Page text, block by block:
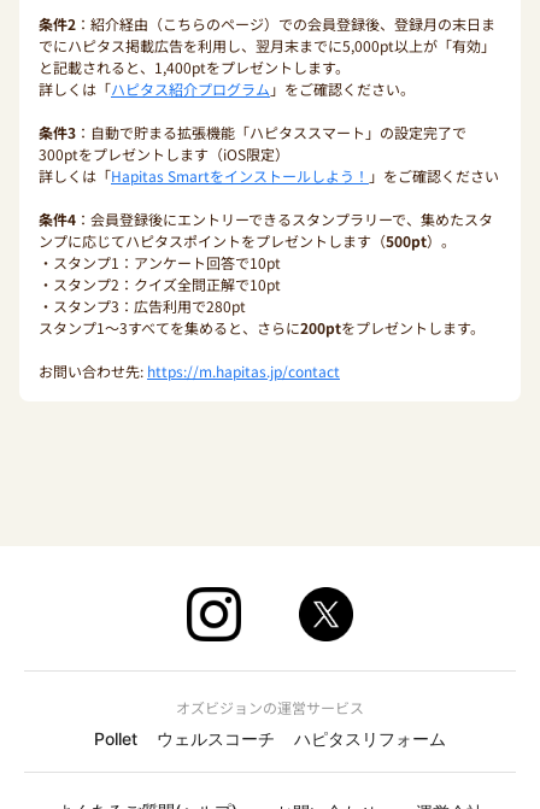
条件2 ：紹介経由（こちらのページ）での会員登録後、登録月の末日ま
でにハピタス掲載広告を利用し、翌月末までに5,000pt以上が「有効」
と記載されると、1,400ptをプレゼントします。
詳しくは「ハピタス紹介プログラム 」をご確認ください。
条件3 ：自動で貯まる拡張機能「ハピタススマート」の設定完了で
300ptをプレゼントします（iOS限定）
詳しくは「Hapitas Smartをインストールしよう！ 」をご確認ください
条件4 ：会員登録後にエントリーできるスタンプラリーで、集めたスタ
ンプに応じてハピタスポイントをプレゼントします（500pt）。
・スタンプ1：アンケート回答で10pt
・スタンプ2：クイズ全問正解で10pt
・スタンプ3：広告利用で280pt
スタンプ1〜3すべてを集めると、さらに200ptをプレゼントします。
お問い合わせ先: https://m.hapitas.jp/contact
オズビジョンの運営サービス
Pollet
ウェルスコーチ ハピタスリフォーム